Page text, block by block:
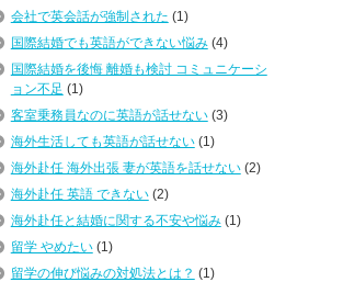
会社で英会話が強制された (1)
国際結婚でも英語ができない悩み(4)
国際結婚を後悔 離婚も検討 コミュニケーシ
ョン不足 (1)
客室乗務員なのに英語が話せない(3)
海外生活しても英語が話せない(1)
海外赴任 海外出張 妻が英語を話せない(2)
海外赴任 英語 できない(2)
海外赴任と結婚に関する不安や悩み(1)
留学 やめたい(1)
留学の伸び悩みの対処法とは？ (1)